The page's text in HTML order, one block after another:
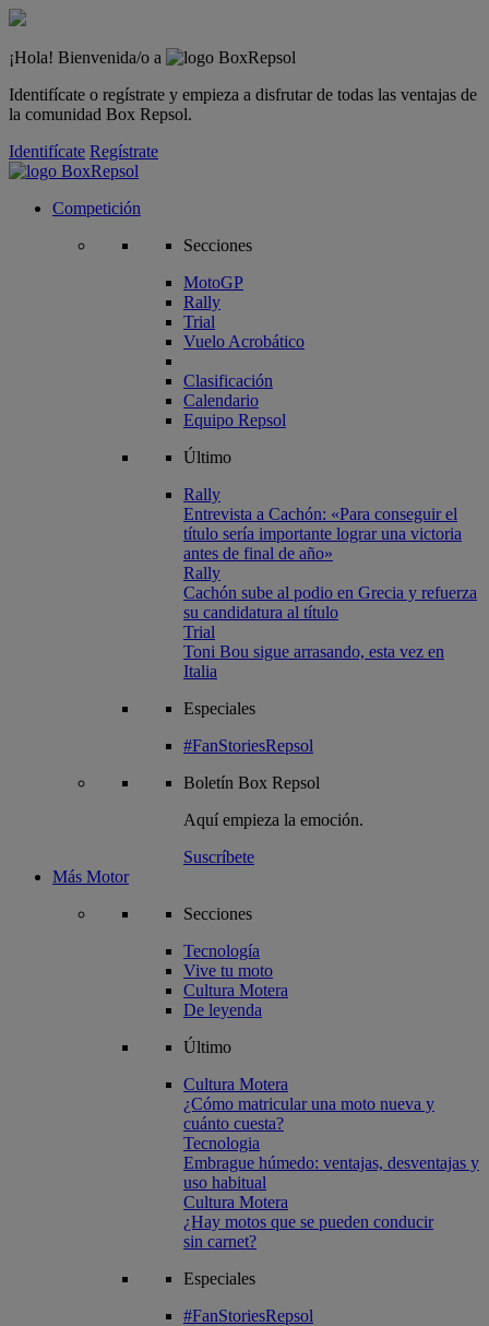
¡Hola! Bienvenida/o a
Identifícate o regístrate y empieza a disfrutar de todas las ventajas de
la comunidad Box Repsol.
Identifícate Regístrate
Competición
Secciones
MotoGP
Rally
Trial
Vuelo Acrobático
Clasificación
Calendario
Equipo Repsol
Último
Rally
Entrevista a Cachón: «Para conseguir el
título sería importante lograr una victoria
antes de final de año»
Rally
Cachón sube al podio en Grecia y refuerza
su candidatura al título
Trial
Toni Bou sigue arrasando, esta vez en
Italia
Especiales
#FanStoriesRepsol
Boletín Box Repsol
Aquí empieza la emoción.
Suscríbete
Más Motor
Secciones
Tecnología
Vive tu moto
Cultura Motera
De leyenda
Último
Cultura Motera
¿Cómo matricular una moto nueva y
cuánto cuesta?
Tecnologia
Embrague húmedo: ventajas, desventajas y
uso habitual
Cultura Motera
¿Hay motos que se pueden conducir
sin carnet?
Especiales
#FanStoriesRepsol